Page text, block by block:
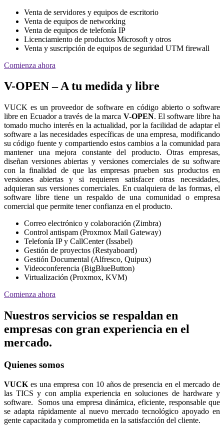
Venta de servidores y equipos de escritorio
Venta de equipos de networking
Venta de equipos de telefonía IP
Licenciamiento de productos Microsoft y otros
Venta y suscripción de equipos de seguridad UTM firewall
Comienza ahora
V-OPEN – A tu medida y libre
VUCK es un proveedor de software en código abierto o software
libre en Ecuador a través de la marca V-OPEN. El software libre ha
tomado mucho interés en la actualidad, por la facilidad de adaptar el
software a las necesidades específicas de una empresa, modificando
su código fuente y compartiendo estos cambios a la comunidad para
mantener una mejora constante del producto. Otras empresas,
diseñan versiones abiertas y versiones comerciales de su software
con la finalidad de que las empresas prueben sus productos en
versiones abiertas y si requieren satisfacer otras necesidades,
adquieran sus versiones comerciales. En cualquiera de las formas, el
software libre tiene un respaldo de una comunidad o empresa
comercial que permite tener confianza en el producto.
Correo electrónico y colaboración (Zimbra)
Control antispam (Proxmox Mail Gateway)
Telefonía IP y CallCenter (Issabel)
Gestión de proyectos (Restyaboard)
Gestión Documental (Alfresco, Quipux)
Videoconferencia (BigBlueButton)
Virtualización (Proxmox, KVM)
Comienza ahora
Nuestros servicios se respaldan en
empresas con gran experiencia en el
mercado.
Quienes somos
VUCK es una empresa con 10 años de presencia en el mercado de
las TICS y con amplia experiencia en soluciones de hardware y
software. Somos una empresa dinámica, eficiente, responsable que
se adapta rápidamente al nuevo mercado tecnológico apoyado en
gente capacitada y comprometida en la satisfacción del cliente.